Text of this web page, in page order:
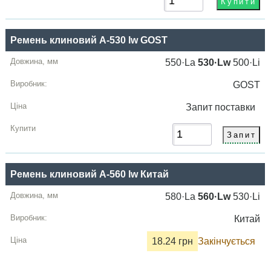
Ремень клиновий A-530 lw GOST
550·La530·Lw500·Li
GOST
Запит поставки
Ремень клиновий A-560 lw Китай
580·La560·Lw530·Li
Китай
18.24 грн Закінчується